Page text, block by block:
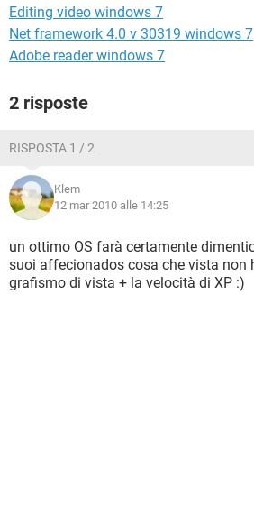
Editing video windows 7
Net framework 4.0 v 30319 windows 7
Adobe reader windows 7
2 risposte
RISPOSTA 1 / 2
Klem
12 mar 2010 alle 14:25
un ottimo OS farà certamente
suoi affecionados cosa che vista non
grafismo di vista + la velocità di XP :)